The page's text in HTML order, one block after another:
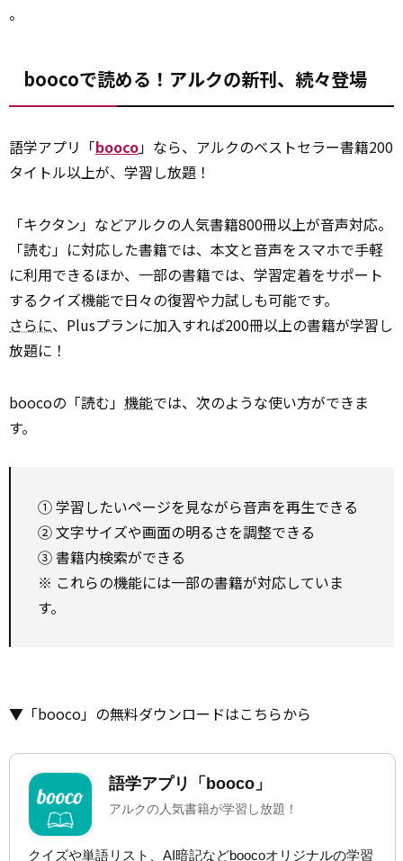
。
boocoで読める！アルクの新刊、続々登場
語学アプリ「booco」なら、アルクのベストセラー書籍200
タイトル以上が、学習し放題！
「キクタン」などアルクの人気書籍800冊以上が音声対応。
「読む」に対応した書籍では、本文と音声をスマホで手軽
に利用できるほか、一部の書籍では、学習定着をサポート
するクイズ機能で日々の復習や力試しも可能です。
さらに、Plusプランに加入すれば200冊以上の書籍が学習し
放題に！
boocoの「読む」 機能では、次のような使い方ができま
す。
① 学習したいページを見ながら音声を再生できる
② 文字サイズや画面の明るさを調整できる
③ 書籍内検索ができる
※ これらの機能には一部の書籍が対応していま
す。
▼「booco」の無料ダウンロードはこちらから